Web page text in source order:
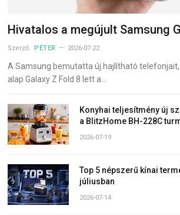
Hivatalos a megújult Samsung
Szerző: PÉTER 2026-07-22
A Samsung bemutatta új hajlítható
alap Galaxy Z Fold 8 lett a…
Konyhai teljesítmény új
a BlitzHome BH-228C
2026-07-19
Top 5 népszerű kínai
júliusban
2026-07-14